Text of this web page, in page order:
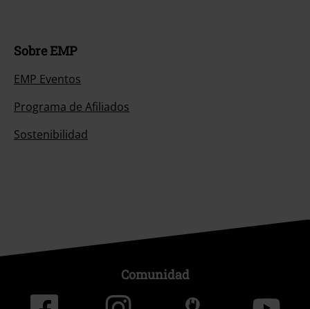
Sobre EMP
EMP Eventos
Programa de Afiliados
Sostenibilidad
Comunidad